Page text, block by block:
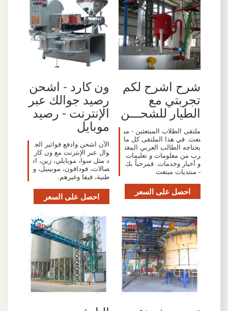
شرح اشرح لكم
تجربتي مع
الطيار للشحـــن
ملتقى الطلاب المبتعثين - مب
تعث. في هذا الملتقى كل ما
يحتاجه الطالب العربي المغت
رب من معلومات و تعليمات
و أخبار وخدمات. فمرحباً بك
- منتديات مبتعث
احصل على السعر
ون كارد - اشحن
رصيد جوالك عبر
الإنترنت - رصيد
موبايل
الآن اشحن وادفع فواتير الج
وال عبر الإنترنت مع ون كار
د مثل سوا، موبايلي، زين، ات
صالات، فودافون، موبينيل، و
طنية، فيفا وغيرهم.
احصل على السعر